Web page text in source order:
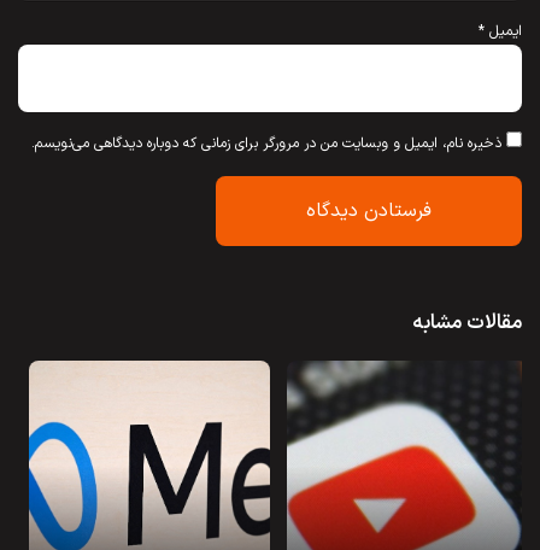
ایمیل *
ذخیره نام، ایمیل و وبسایت من در مرورگر برای زمانی که دوباره دیدگاهی می‌نویسم.
مقالات مشابه